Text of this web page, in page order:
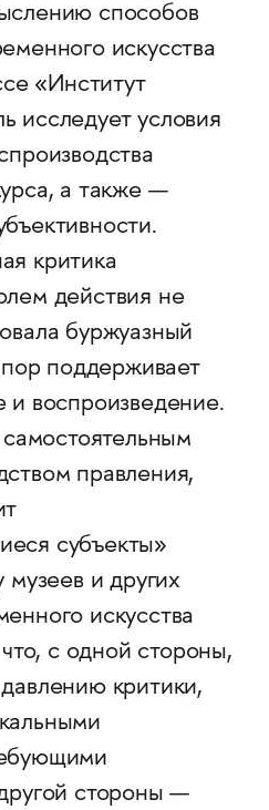
способов
искусства
«Институт
исследует условия
а также —
критика
действия не
буржуазный
поддерживает
и воспроизведение.
самостоятельным
правления,
субъекты»
и других
искусства
с одной стороны,
критики,
стороны —